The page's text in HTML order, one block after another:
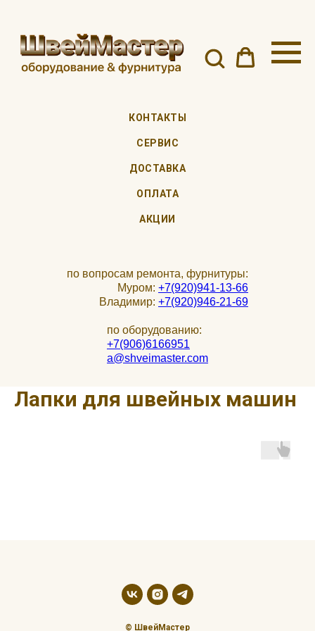
КОНТАКТЫ
СЕРВИС
ДОСТАВКА
ОПЛАТА
АКЦИИ
по вопросам ремонта, фурнитуры:
Муром: +7(920)941-13-66
Владимир: +7(920)946-21-69
по оборудованию:
+7(906)6166951
a@shveimaster.com
Лапки для швейных машин
© ШвейМастер